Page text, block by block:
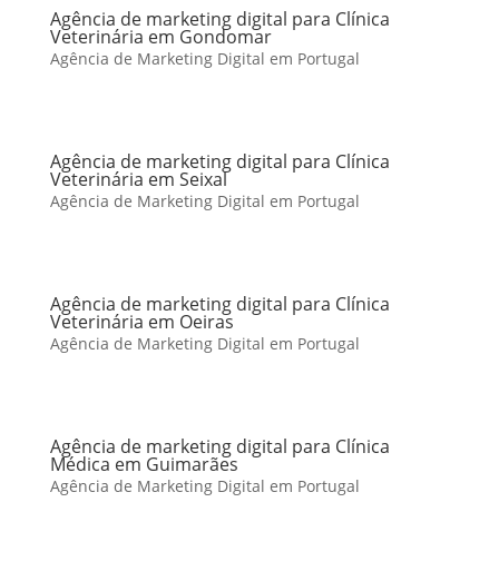
Agência de marketing digital para Clínica
Veterinária em Gondomar
Agência de Marketing Digital em Portugal
Agência de marketing digital para Clínica
Veterinária em Seixal
Agência de Marketing Digital em Portugal
Agência de marketing digital para Clínica
Veterinária em Oeiras
Agência de Marketing Digital em Portugal
Agência de marketing digital para Clínica
Médica em Guimarães
Agência de Marketing Digital em Portugal